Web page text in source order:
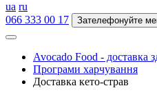
ua ru
066 333 00 17
Зателефонуйте
Avocado Food - доставка
Програми харчування
Доставка кето-страв